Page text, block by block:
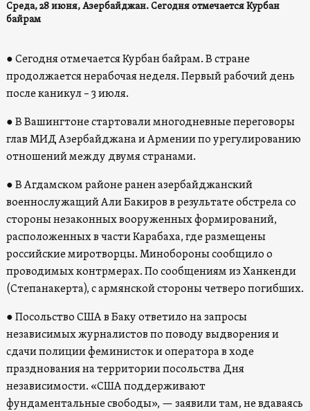
Среда, 28 июня, Азербайджан. Сегодня отмечается Курбан
байрам
● Сегодня отмечается Курбан байрам. В стране
продолжается нерабочая неделя. Первый рабочий день
после каникул – 3 июля.
● В Вашингтоне стартовали многодневные переговоры
глав МИД Азербайджана и Армении по урегулированию
отношений между двумя странами.
● В Агдамском районе ранен азербайджанский
военнослужащий Али Бакиров в результате обстрела со
стороны незаконных вооруженных формирований,
расположенных в части Карабаха, где размещены
российские миротворцы. Минобороны сообщило о
проводимых контрмерах. По сообщениям из Ханкенди
(Степанакерта), с армянской стороны четверо погибших.
● Посольство США в Баку ответило на запросы
независимых журналистов по поводу выдворения и
сдачи полиции феминисток и оператора в ходе
празднования на территории посольства Дня
независимости. «США поддерживают
фундаментальные свободы», — заявили там, не вдаваясь